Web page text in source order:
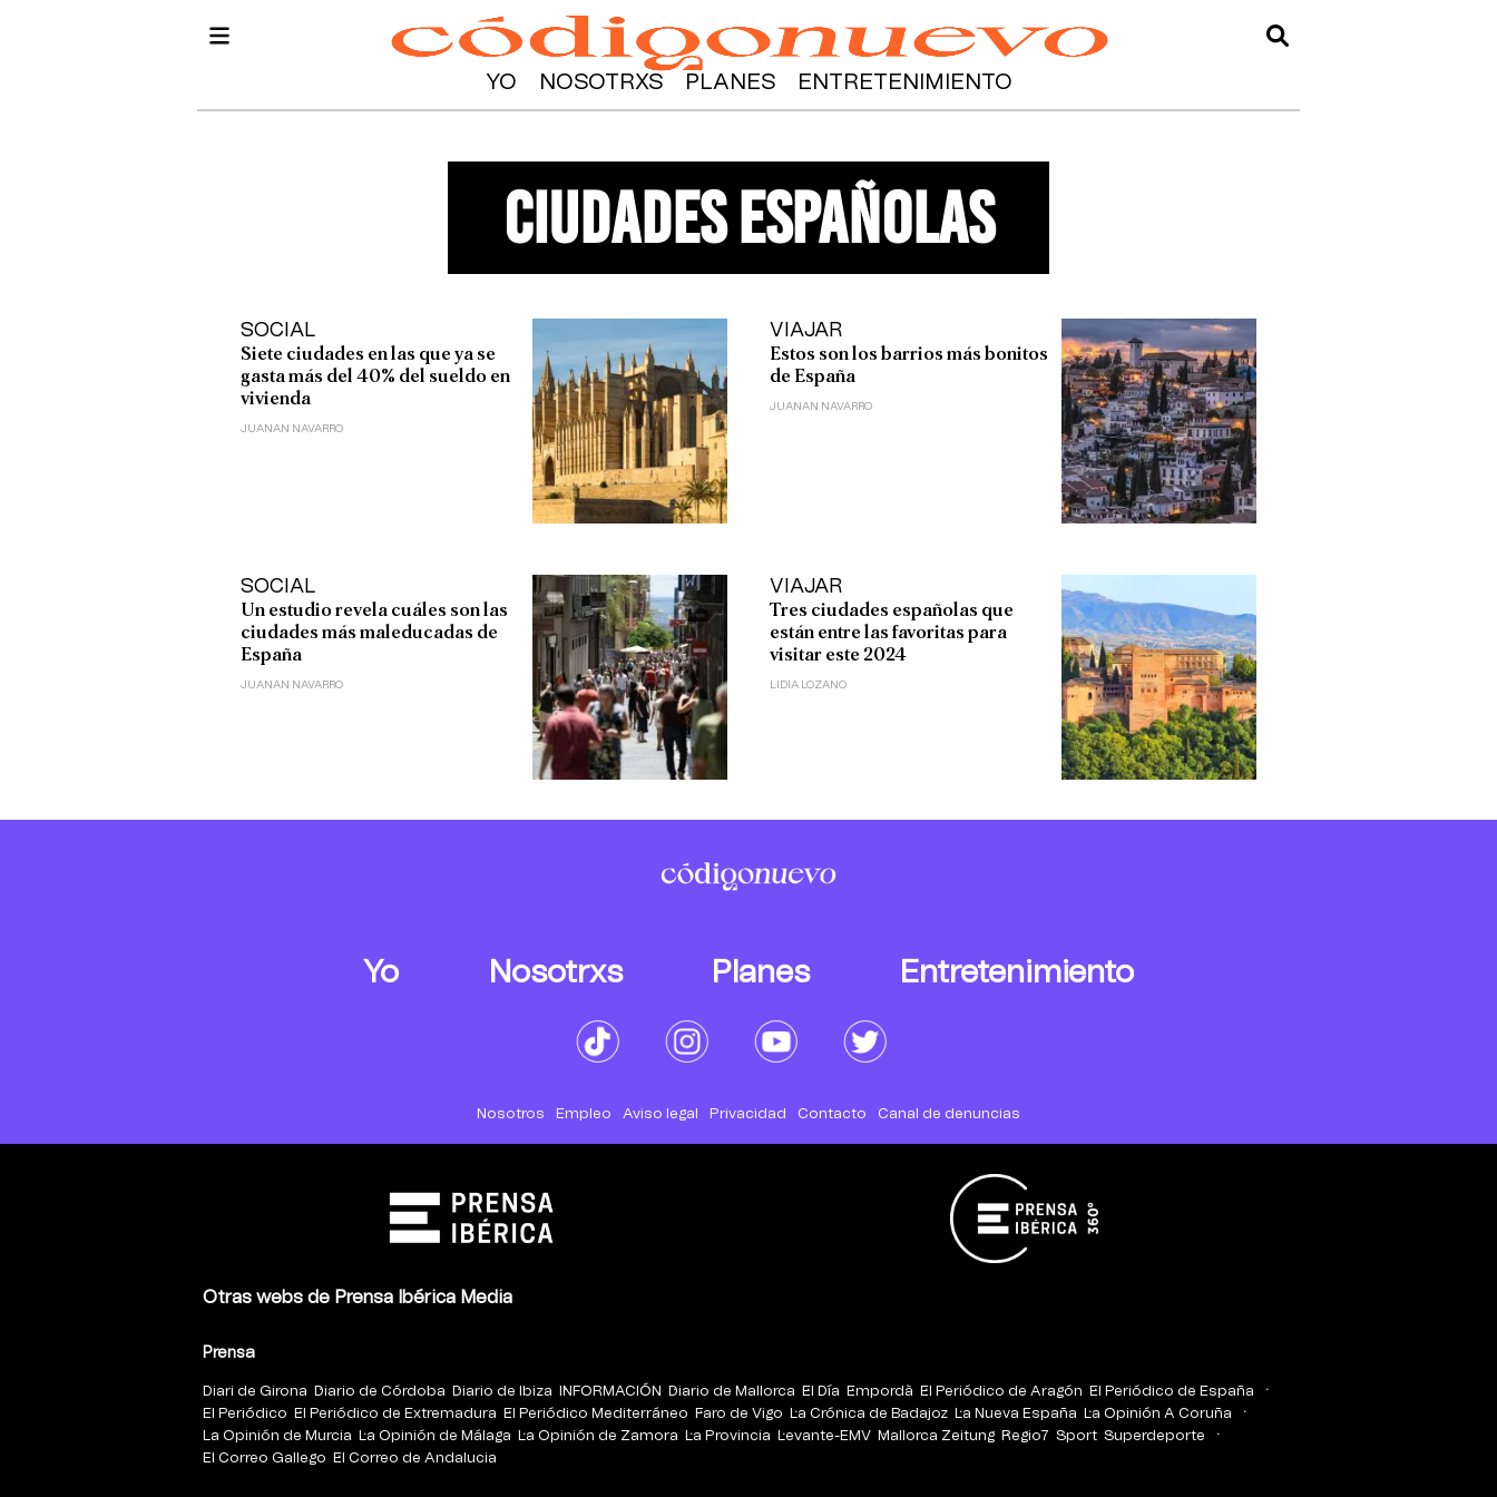
YO NOSOTRXS PLANES ENTRETENIMIENTO
ciudades españolas
SOCIAL
Siete ciudades en las que ya se
gasta más del 40% del sueldo en
vivienda
JUANAN NAVARRO
VIAJAR
Estos son los barrios más bonitos
de España
JUANAN NAVARRO
SOCIAL
Un estudio revela cuáles son las
ciudades más maleducadas de
España
JUANAN NAVARRO
VIAJAR
Tres ciudades españolas que
están entre las favoritas para
visitar este 2024
LIDIA LOZANO
Yo Nosotrxs Planes Entretenimiento
Nosotros Empleo Aviso legal Privacidad Contacto Canal de denuncias
Otras webs de Prensa Ibérica Media
Prensa
Diari de Girona Diario de Córdoba Diario de Ibiza INFORMACIÓN Diario de Mallorca El Día Empordà El Periódico de Aragón
El Periódico de España
El Periódico
El Periódico de Extremadura El Periódico Mediterráneo Faro de Vigo La Crónica de Badajoz La Nueva España
La Opinión A Coruña
La Opinión de Murcia
La Opinión de Málaga La Opinión de Zamora La Provincia Levante-EMV Mallorca Zeitung Regio7 Sport Superdeporte
El Correo Gallego
El Correo de Andalucia